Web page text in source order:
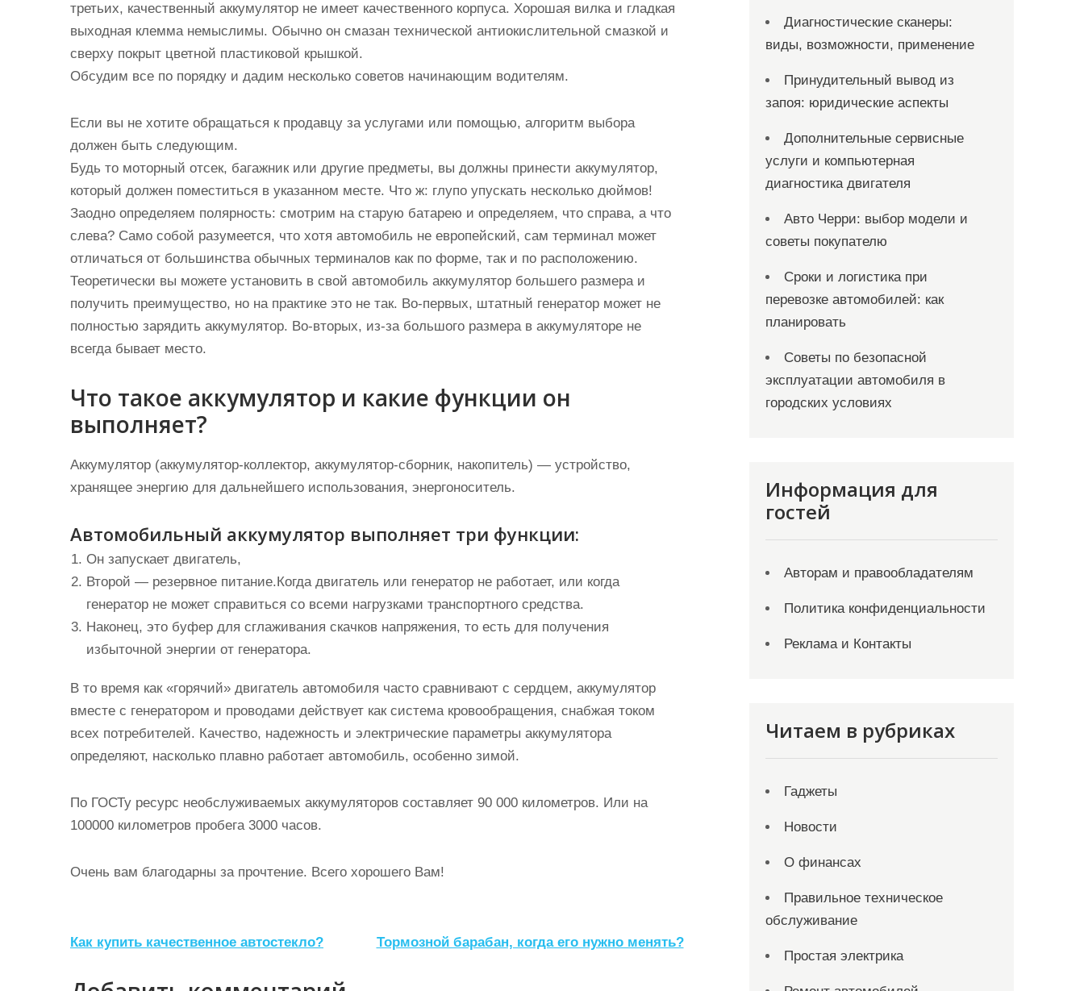
третьих, качественный аккумулятор не имеет качественного корпуса. Хорошая вилка и гладкая
выходная клемма немыслимы. Обычно он смазан технической антиокислительной смазкой и
сверху покрыт цветной пластиковой крышкой.
Обсудим все по порядку и дадим несколько советов начинающим водителям.
Если вы не хотите обращаться к продавцу за услугами или помощью, алгоритм выбора
должен быть следующим.
Будь то моторный отсек, багажник или другие предметы, вы должны принести аккумулятор,
который должен поместиться в указанном месте. Что ж: глупо упускать несколько дюймов!
Заодно определяем полярность: смотрим на старую батарею и определяем, что справа, а что
слева? Само собой разумеется, что хотя автомобиль не европейский, сам терминал может
отличаться от большинства обычных терминалов как по форме, так и по расположению.
Теоретически вы можете установить в свой автомобиль аккумулятор большего размера и
получить преимущество, но на практике это не так. Во-первых, штатный генератор может не
полностью зарядить аккумулятор. Во-вторых, из-за большого размера в аккумуляторе не
всегда бывает место.
Что такое аккумулятор и какие функции он
выполняет?
Аккумулятор (аккумулятор-коллектор, аккумулятор-сборник, накопитель) — устройство,
хранящее энергию для дальнейшего использования, энергоноситель.
Автомобильный аккумулятор выполняет три функции:
Он запускает двигатель,
Второй — резервное питание.Когда двигатель или генератор не работает, или когда
генератор не может справиться со всеми нагрузками транспортного средства.
Наконец, это буфер для сглаживания скачков напряжения, то есть для получения
избыточной энергии от генератора.
В то время как «горячий» двигатель автомобиля часто сравнивают с сердцем, аккумулятор
вместе с генератором и проводами действует как система кровообращения, снабжая током
всех потребителей. Качество, надежность и электрические параметры аккумулятора
определяют, насколько плавно работает автомобиль, особенно зимой.
По ГОСТу ресурс необслуживаемых аккумуляторов составляет 90 000 километров. Или на
100000 километров пробега 3000 часов.
Очень вам благодарны за прочтение. Всего хорошего Вам!
Н
Как купить качественное автостекло? Тормозной барабан, когда его нужно менять?
Диагностические сканеры:
виды, возможности, применение
Принудительный вывод из
запоя: юридические аспекты
Дополнительные сервисные
услуги и компьютерная
диагностика двигателя
Авто Черри: выбор модели и
советы покупателю
Сроки и логистика при
перевозке автомобилей: как
планировать
Советы по безопасной
эксплуатации автомобиля в
городских условиях
Информация для
гостей
Авторам и правообладателям
Политика конфиденциальности
Реклама и Контакты
Читаем в рубриках
Гаджеты
Новости
О финансах
Правильное техническое
обслуживание
Простая электрика